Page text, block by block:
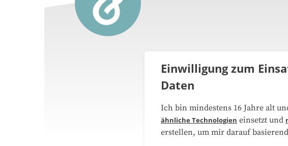
Medienarbeit
Einwilligung zum
Daten
Ich bin mindestens 16 Jahre alt
ähnliche Technologien einsetzt und
erstellen, um mir darauf basierend